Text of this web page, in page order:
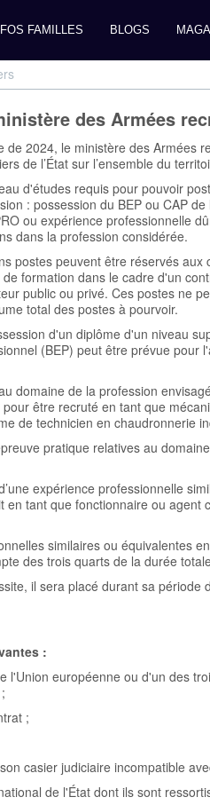
FAMILLES BLOGS
des Armées
de 2024, le ministère des Armées
de l’État sur l’ensemble du
d'études requis pour pouvoir
: possession du BEP ou CAP
ou expérience professionnelle
dans la profession considérée.
postes peuvent être réservés aux
formation dans le cadre d'un
public ou privé. Ces postes ne
total des postes à pourvoir.
d'un diplôme d'un niveau
(BEP) peut être prévue pour
domaine de la profession
être recruté en tant que
de technicien en chaudronnerie
pratique relatives au
expérience professionnelle
tant que fonctionnaire ou agent
similaires ou équivalentes
des trois quarts de la durée
il sera placé durant sa période
:
européenne ou d'un des
;
casier judiciaire incompatible
de l'État dont ils sont